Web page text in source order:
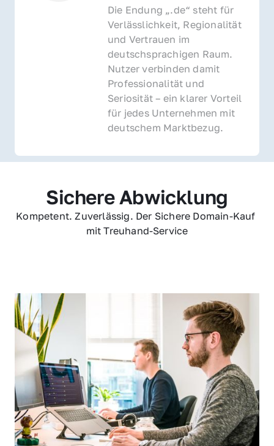
Die Endung „.de“ steht für
Verlässlichkeit, Regionalität
und Vertrauen im
deutschsprachigen Raum.
Nutzer verbinden damit
Professionalität und
Seriosität – ein klarer Vorteil
für jedes Unternehmen mit
deutschem Marktbezug.
Sichere Abwicklung
Kompetent. Zuverlässig. Der Sichere Domain-Kauf
mit Treuhand-Service